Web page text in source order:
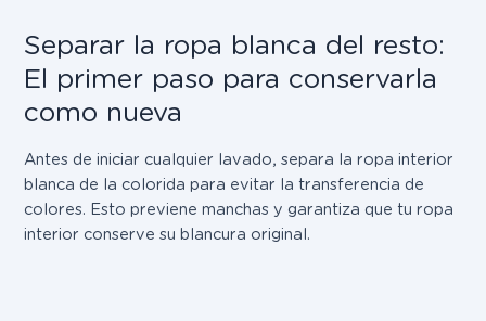
Separar la ropa blanca del resto:
El primer paso para conservarla
como nueva
Antes de iniciar cualquier lavado, separa la ropa interior
blanca de la colorida para evitar la transferencia de
colores. Esto previene manchas y garantiza que tu ropa
interior conserve su blancura original.